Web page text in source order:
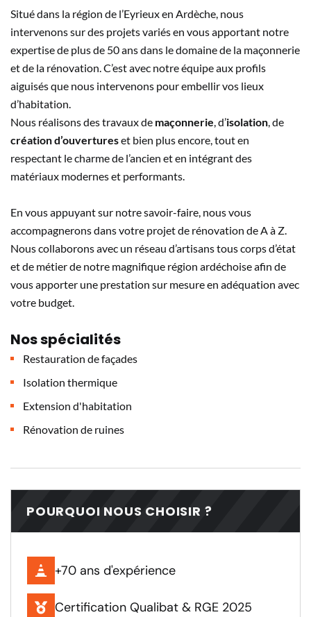
Situé dans la région de l’Eyrieux en Ardèche, nous
intervenons sur des projets variés en vous apportant notre
expertise de plus de 50 ans dans le domaine de la maçonnerie
et de la rénovation. C’est avec notre équipe aux profils
aiguisés que nous intervenons pour embellir vos lieux
d’habitation.
Nous réalisons des travaux de maçonnerie, d’isolation, de
création d’ouvertureset bien plus encore, tout en
respectant le charme de l’ancien et en intégrant des
matériaux modernes et performants.
En vous appuyant sur notre savoir-faire, nous vous
accompagnerons dans votre projet de rénovation de A à Z.
Nous collaborons avec un réseau d’artisans tous corps d’état
et de métier de notre magnifique région ardéchoise afin de
vous apporter une prestation sur mesure en adéquation avec
votre budget.
Nos spécialités
Restauration de façades
Isolation thermique
Extension d'habitation
Rénovation de ruines
POURQUOI NOUS CHOISIR ?
+70 ans d'expérience
Certification Qualibat & RGE 2025